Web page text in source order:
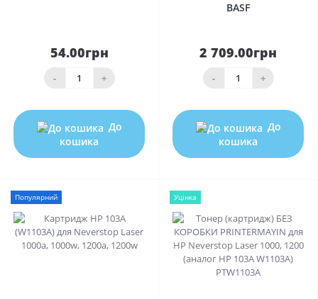
54.00грн
- +
До
кошика
BASF
2 709.00грн
- +
До
кошика
Популярний Уцінка